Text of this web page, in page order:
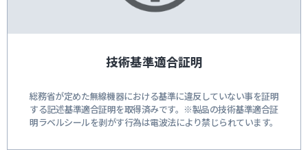
技術基準適合証明
総務省が定めた無線機器における基準に違反していない事を証明
する記述基準適合証明を取得済みです。※製品の技術基準適合証
明ラベルシールを剥がす行為は電波法により禁じられています。